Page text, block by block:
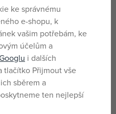
a dlouhotrvající hry
čas akvamarínové pro
je bunda a kalhoty.
ke správnému
e-shopu, k
vašim potřebám, ke
účelům a
i dalších
tlačítko Přijmout vše
sběrem a
ten nejlepší